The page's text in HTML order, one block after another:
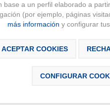
en posición central y
base a un perfil elaborado a
(por ejemplo, páginas
más información y configurar
ACEPTAR COOKIES
CONFIGURAR